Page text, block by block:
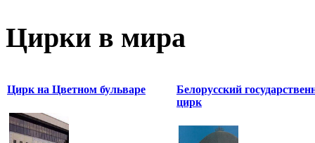
Цирки в мира
Цирк на Цветном бульваре
Белорусский
цирк